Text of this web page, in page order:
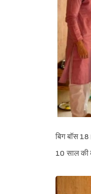
बिग बॉस
10 साल की